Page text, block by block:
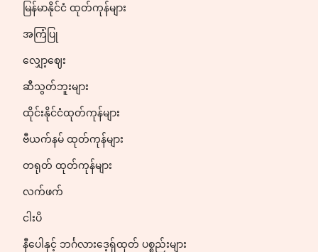
မြန်မာနိုင်ငံ ထုတ်ကုန်များ
အကြံပြု
လျှော့ဈေး
ဆီသွတ်ဘူးများ
ထိုင်းနိုင်ငံထုတ်ကုန်များ
ဗီယက်နမ် ထုတ်ကုန်များ
တရုတ် ထုတ်ကုန်များ
လက်ဖက်
ငါးပိ
နီပေါနှင့် ဘင်္ဂလားဒေ့ရှ်ထုတ် ပစ္စည်းများ